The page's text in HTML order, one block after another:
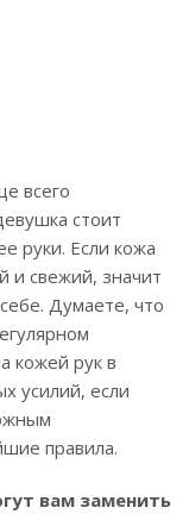
всего
стоит
руки. Если кожа
и свежий, значит
Думаете, что
кожей рук в
усилий, если
правила.
вам заменить